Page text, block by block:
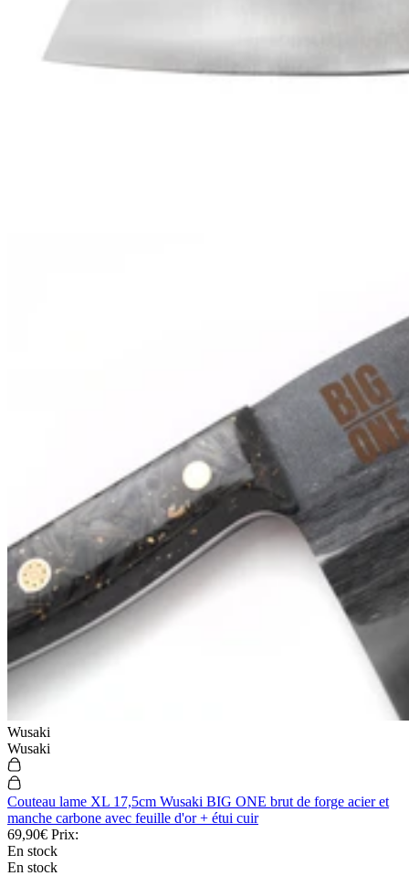
Wusaki
Wusaki
Couteau lame XL 17,5cm Wusaki BIG ONE brut de forge acier et
manche carbone avec feuille d'or + étui cuir
69,90€ Prix:
En stock
En stock